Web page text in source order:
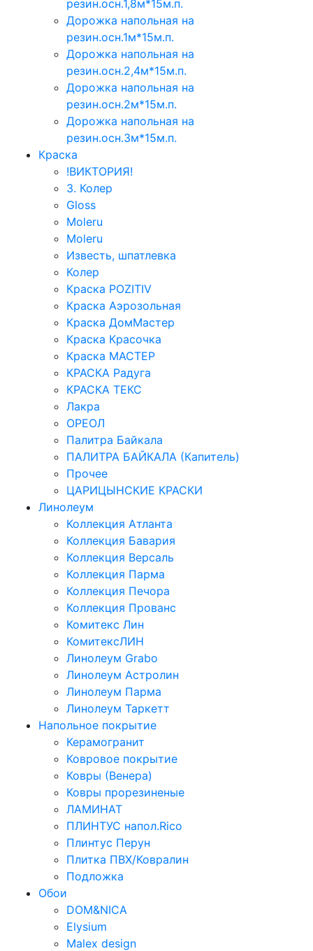
резин.осн.1,8м*15м.п.
Дорожка напольная на
резин.осн.1м*15м.п.
Дорожка напольная на
резин.осн.2,4м*15м.п.
Дорожка напольная на
резин.осн.2м*15м.п.
Дорожка напольная на
резин.осн.3м*15м.п.
Краска
!ВИКТОРИЯ!
3. Колер
Gloss
Moleru
Moleru
Известь, шпатлевка
Колер
Краска POZITIV
Краска Аэрозольная
Краска ДомМастер
Краска Красочка
Краска МАСТЕР
КРАСКА Радуга
КРАСКА ТЕКС
Лакра
ОРЕОЛ
Палитра Байкала
ПАЛИТРА БАЙКАЛА (Капитель)
Прочее
ЦАРИЦЫНСКИЕ КРАСКИ
Линолеум
Коллекция Атланта
Коллекция Бавария
Коллекция Версаль
Коллекция Парма
Коллекция Печора
Коллекция Прованс
Комитекс Лин
КомитексЛИН
Линолеум Grabo
Линолеум Астролин
Линолеум Парма
Линолеум Таркетт
Напольное покрытие
Керамогранит
Ковровое покрытие
Ковры (Венера)
Ковры прорезиненые
ЛАМИНАТ
ПЛИНТУС напол.Rico
Плинтус Перун
Плитка ПВХ/Ковралин
Подложка
Обои
DOM&NICA
Elysium
Malex design